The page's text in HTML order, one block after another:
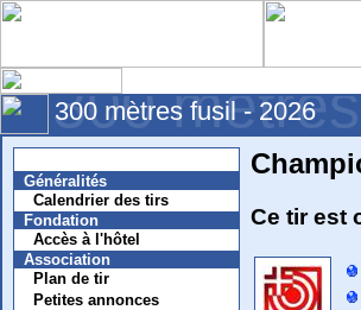
300
300 mètres fusil - 2026
Généralités
Calendrier des tirs
Fondation
Accès à l'hôtel
Association
Plan de tir
Petites annonces
Ce tir est